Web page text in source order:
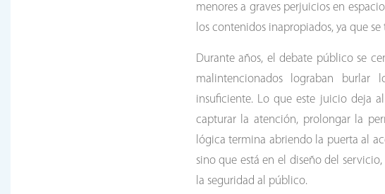
menores a graves perjuicios en
los contenidos inapropiados, ya que
Durante años, el debate público se
malintencionados lograban burlar
insuficiente. Lo que este juicio deja
capturar la atención, prolongar la
lógica termina abriendo la puerta al
sino que está en el diseño del
la seguridad al público.